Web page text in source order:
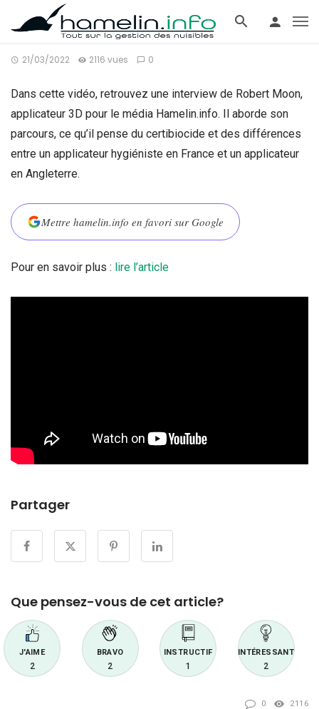
21/03/2022 2116 vues 0
Dans cette vidéo, retrouvez une interview de Robert Moon,
applicateur 3D pour le média Hamelin.info. Il aborde son
parcours, ce qu’il pense du certibiocide et des différences
entre un applicateur hygiéniste en France et un applicateur
en Angleterre.
Mettre hamelin.info en favori sur Google
Pour en savoir plus : lire l’article
Partager
Que pensez-vous de cet article?
J'AIME
2
BRAVO
2
INSTRUCTIF
1
INTÉRESSANT
2
0 2116